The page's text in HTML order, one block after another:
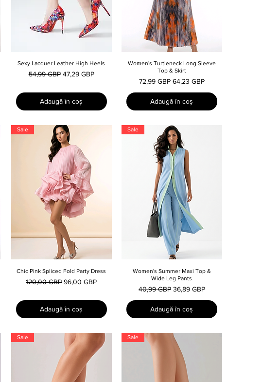
Afișare rapidă
Sexy Lacquer Leather High Heels
Preț normal
54,99 GBP Preț redus
47,29 GBP
Adaugă în coș
Afișare rapidă
Women's Turtleneck Long Sleeve
Top & Skirt
Preț normal
72,99 GBP Preț redus
64,23 GBP
Adaugă în coș
Afișare rapidă
Sale
Chic Pink Spliced Fold Party Dress
Preț normal
120,00 GBP Preț redus
96,00 GBP
Adaugă în coș
Afișare rapidă
Sale
Women's Summer Maxi Top &
Wide Leg Pants
Preț normal
40,99 GBP Preț redus
36,89 GBP
Adaugă în coș
Sale Sale